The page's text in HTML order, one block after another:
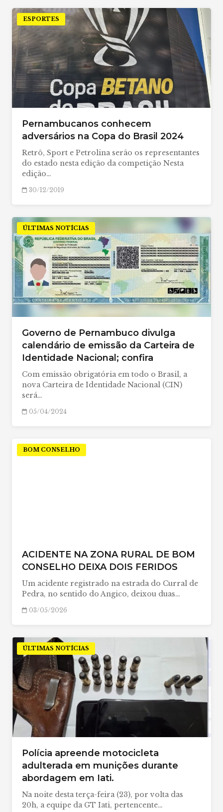
ESPORTES
Pernambucanos conhecem
adversários na Copa do Brasil 2024
Retrô, Sport e Petrolina serão os representantes
do estado nesta edição da competição Nesta
edição…
30/12/2019
ÚLTIMAS NOTÍCIAS
Governo de Pernambuco divulga
calendário de emissão da Carteira de
Identidade Nacional; confira
Com emissão obrigatória em todo o Brasil, a
nova Carteira de Identidade Nacional (CIN)
será…
05/04/2024
BOM CONSELHO
ACIDENTE NA ZONA RURAL DE BOM
CONSELHO DEIXA DOIS FERIDOS
Um acidente registrado na estrada do Curral de
Pedra, no sentido do Angico, deixou duas…
03/05/2026
ÚLTIMAS NOTÍCIAS
Polícia apreende motocicleta
adulterada em munições durante
abordagem em Iati.
Na noite desta terça-feira (23), por volta das
20h, a equipe da GT Iati, pertencente…